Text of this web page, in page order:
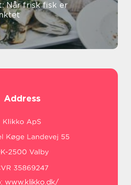
Når frisk fisk er
Address
www.klikko.dk/